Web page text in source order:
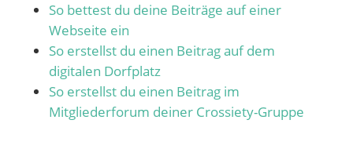
So bettest du deine Beiträge auf einer
Webseite ein
So erstellst du einen Beitrag auf dem
digitalen Dorfplatz
So erstellst du einen Beitrag im
Mitgliederforum deiner Crossiety-Gruppe